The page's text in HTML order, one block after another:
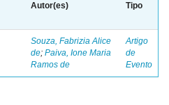
Autor(es) Tipo
Souza, Fabrizia Alice
de; Paiva, Ione Maria
Ramos de
Artigo
de
Evento